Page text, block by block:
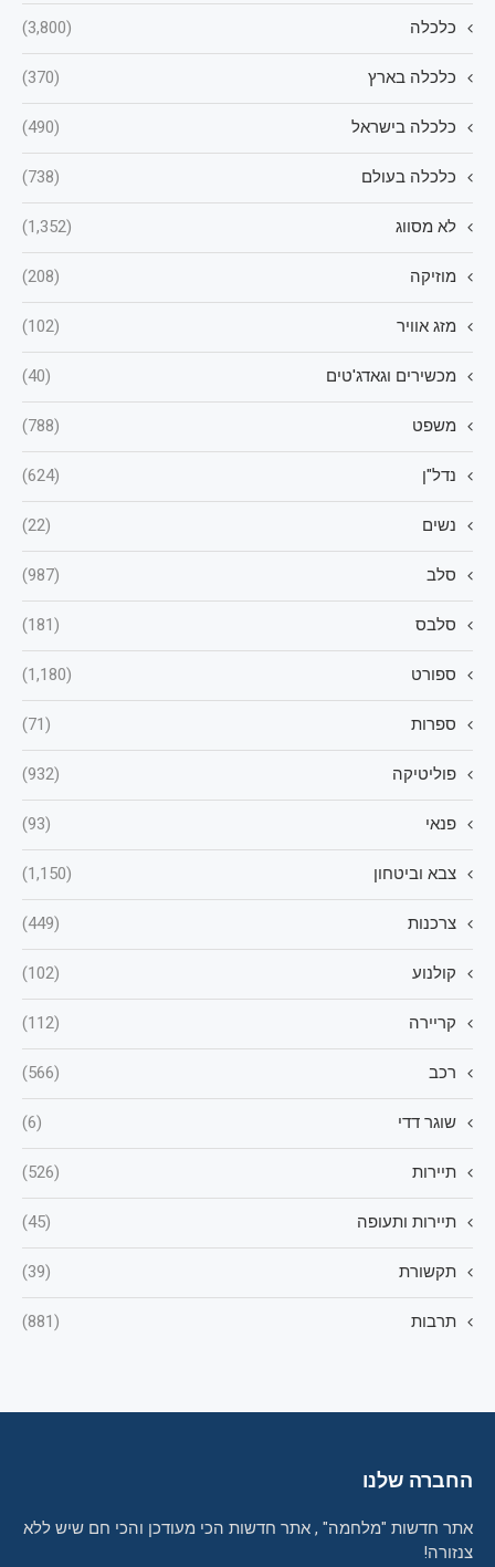
כלכלה (3,800)
כלכלה בארץ (370)
כלכלה בישראל (490)
כלכלה בעולם (738)
לא מסווג (1,352)
מוזיקה (208)
מזג אוויר (102)
מכשירים וגאדג'טים (40)
משפט (788)
נדל"ן (624)
נשים (22)
סלב (987)
סלבס (181)
ספורט (1,180)
ספרות (71)
פוליטיקה (932)
פנאי (93)
צבא וביטחון (1,150)
צרכנות (449)
קולנוע (102)
קריירה (112)
רכב (566)
שוגר דדי (6)
תיירות (526)
תיירות ותעופה (45)
תקשורת (39)
תרבות (881)
החברה שלנו
אתר חדשות "מלחמה" , אתר חדשות הכי מעודכן והכי חם שיש ללא
צנזורה!